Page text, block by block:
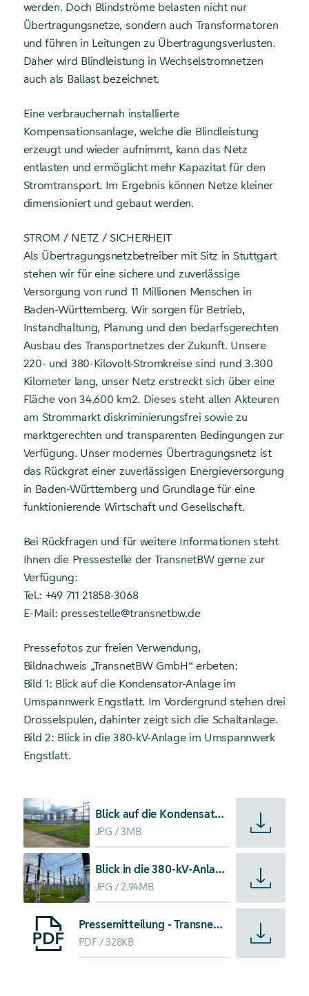
werden. Doch Blindströme belasten nicht nur
Übertragungsnetze, sondern auch Transformatoren
und führen in Leitungen zu Übertragungsverlusten.
Daher wird Blindleistung in Wechselstromnetzen
auch als Ballast bezeichnet.
Eine verbrauchernah installierte
Kompensationsanlage, welche die Blindleistung
erzeugt und wieder aufnimmt, kann das Netz
entlasten und ermöglicht mehr Kapazitat für den
Stromtransport. Im Ergebnis können Netze kleiner
dimensioniert und gebaut werden.
STROM / NETZ / SICHERHEIT
Als Übertragungsnetzbetreiber mit Sitz in Stuttgart
stehen wir für eine sichere und zuverlässige
Versorgung von rund 11 Millionen Menschen in
Baden-Württemberg. Wir sorgen für Betrieb,
Instandhaltung, Planung und den bedarfsgerechten
Ausbau des Transportnetzes der Zukunft. Unsere
220- und 380-Kilovolt-Stromkreise sind rund 3.300
Kilometer lang, unser Netz erstreckt sich über eine
Fläche von 34.600 km2. Dieses steht allen Akteuren
am Strommarkt diskriminierungsfrei sowie zu
marktgerechten und transparenten Bedingungen zur
Verfügung. Unser modernes Übertragungsnetz ist
das Rückgrat einer zuverlässigen Energieversorgung
in Baden-Württemberg und Grundlage für eine
funktionierende Wirtschaft und Gesellschaft.
Bei Rückfragen und für weitere Informationen steht
Ihnen die Pressestelle der TransnetBW gerne zur
Verfügung:
Tel.: +49 711 21858-3068
E-Mail: pressestelle@transnetbw.de
Pressefotos zur freien Verwendung,
Bildnachweis „TransnetBW GmbH“ erbeten:
Bild 1: Blick auf die Kondensator-Anlage im
Umspannwerk Engstlatt. Im Vordergrund stehen drei
Drosselspulen, dahinter zeigt sich die Schaltanlage.
Bild 2: Blick in die 380-kV-Anlage im Umspannwerk
Engstlatt.
Starte Download von: Blick auf die Kondensator-Anlage
Blick auf die Kondensator-Anlage im Umspannwerk Engstlatt
JPG 3MB
Starte Download von: Blick in die 380-kV-Anlage im
Blick in die 380-kV-Anlage im Umspannwerk Engstlatt.
JPG 2.94MB
Starte Download von: Pressemitteilung - TransnetBW
Pressemitteilung - TransnetBW nimmt neue Anlage im Umspannwerk Engstlatt in Betrieb
PDF 328KB